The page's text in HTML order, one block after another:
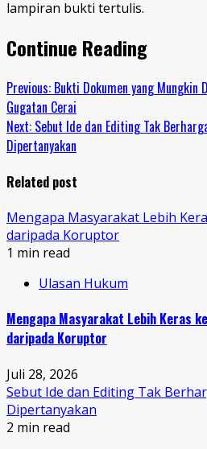
lampiran bukti tertulis.
Continue Reading
Previous: Bukti Dokumen yang Mungkin
Gugatan Cerai
Next: Sebut Ide dan Editing Tak
Dipertanyakan
Related post
Mengapa Masyarakat Lebih
daripada Koruptor
1 min read
Ulasan Hukum
Mengapa Masyarakat Lebih Keras
daripada Koruptor
Juli 28, 2026
Sebut Ide dan Editing Tak
Dipertanyakan
2 min read